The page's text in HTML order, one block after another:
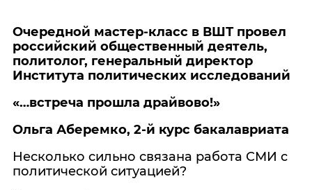
Очередной мастер-класс в ВШТ провел
российский общественный деятель,
политолог, генеральный директор
Института политических исследований
«…встреча прошла драйвово!»
Ольга Аберемко, 2-й курс бакалавриата
Несколько сильно связана работа СМИ с
политической ситуацией?